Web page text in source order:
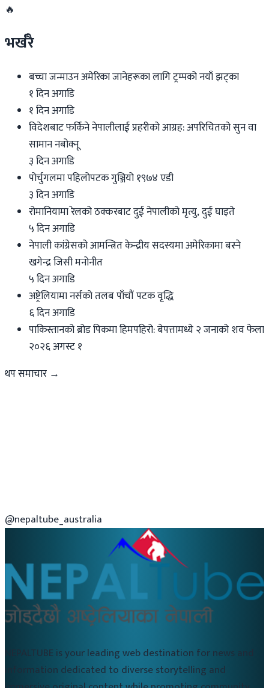
🔥
भर्खरै
बच्चा जन्माउन अमेरिका जानेहरूका लागि ट्रम्पको नयाँ झट्का
१ दिन अगाडि
१ दिन अगाडि
विदेशबाट फर्किने नेपालीलाई प्रहरीको आग्रह: अपरिचितको सुन वा
सामान नबोक्नू
३ दिन अगाडि
पोर्चुगलमा पहिलोपटक गुञ्जियो १९७४ एडी
३ दिन अगाडि
रोमानियामा रेलको ठक्करबाट दुई नेपालीको मृत्यु, दुई घाइते
५ दिन अगाडि
नेपाली कांग्रेसको आमन्त्रित केन्द्रीय सदस्यमा अमेरिकामा बस्ने
खगेन्द्र जिसी मनोनीत
५ दिन अगाडि
अष्ट्रेलियामा नर्सको तलब पाँचौं पटक वृद्धि
६ दिन अगाडि
पाकिस्तानको ब्रोड पिकमा हिमपहिरो: बेपत्तामध्ये २ जनाको शव फेला
२०२६ अगस्ट १
थप समाचार →
@nepaltube_australia
NEPALTUBE is your leading web destination for news and
information dedicated to diverse storytelling and